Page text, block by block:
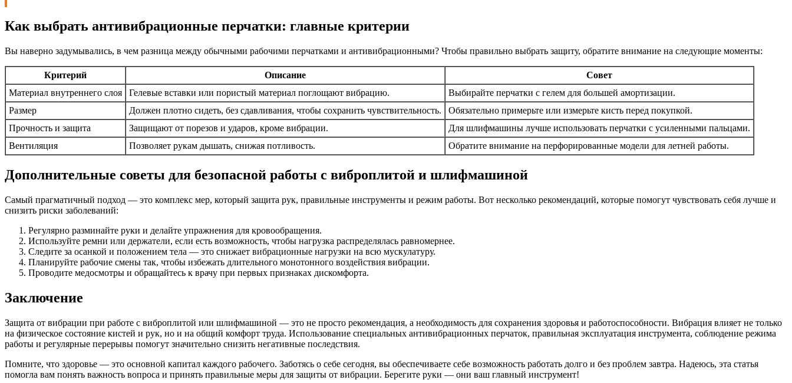
Как выбрать антивибрационные перчатки: главные критерии
Вы наверно задумывались, в чем разница между обычными рабочими перчатками и антивибрационными? Чтобы правильно выбрать защиту, обратите внимание на следующие моменты:
Критерий Описание
Совет
Материал внутреннего слоя
Гелевые вставки или пористый материал поглощают вибрацию.
Выбирайте перчатки с гелем для большей амортизации.
Размер
Должен плотно сидеть, без сдавливания, чтобы сохранить чувствительность.
Обязательно примерьте или измерьте кисть перед покупкой.
Прочность и защита
Защищают от порезов и ударов, кроме вибрации.
Для шлифмашины лучше использовать перчатки с усиленными пальцами.
Вентиляция
Позволяет рукам дышать, снижая потливость. Обратите внимание на перфорированные модели для летней работы.
Дополнительные советы для безопасной работы с виброплитой и шлифмашиной
Самый прагматичный подход — это комплекс мер, который защита рук, правильные инструменты и режим работы. Вот несколько рекомендаций, которые помогут чувствовать себя лучше и
снизить риски заболеваний:
Регулярно разминайте руки и делайте упражнения для кровообращения.
Используйте ремни или держатели, если есть возможность, чтобы нагрузка распределялась равномернее.
Следите за осанкой и положением тела — это снижает вибрационные нагрузки на всю мускулатуру.
Планируйте рабочие смены так, чтобы избежать длительного монотонного воздействия вибрации.
Проводите медосмотры и обращайтесь к врачу при первых признаках дискомфорта.
Заключение
Защита от вибрации при работе с виброплитой или шлифмашиной — это не просто рекомендация, а необходимость для сохранения здоровья и работоспособности. Вибрация влияет не только
на физическое состояние кистей и рук, но и на общий комфорт труда. Использование специальных антивибрационных перчаток, правильная эксплуатация инструмента, соблюдение режима
работы и регулярные перерывы помогут значительно снизить негативные последствия.
Помните, что здоровье — это основной капитал каждого рабочего. Заботясь о себе сегодня, вы обеспечиваете себе возможность работать долго и без проблем завтра. Надеюсь, эта статья
помогла вам понять важность вопроса и принять правильные меры для защиты от вибрации. Берегите руки — они ваш главный инструмент!